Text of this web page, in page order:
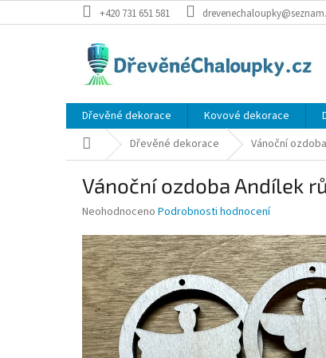
na
+420 731 651 581
Dřevěné dekorace Kovové dekorace
Domů Dřevěné dekorace Vánoční
Vánoční ozdoba Andílek
Průměrné
produktu
je
0,0
z
5
hvězdiček.
Neohodnoceno Podrobnosti hodnocení